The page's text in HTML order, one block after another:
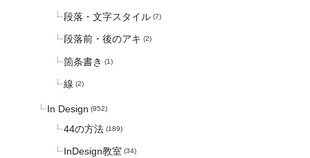
段落・文字スタイル (7)
段落前・後のアキ (2)
箇条書き (1)
線 (2)
In Design (952)
44の方法 (189)
InDesign教室 (34)